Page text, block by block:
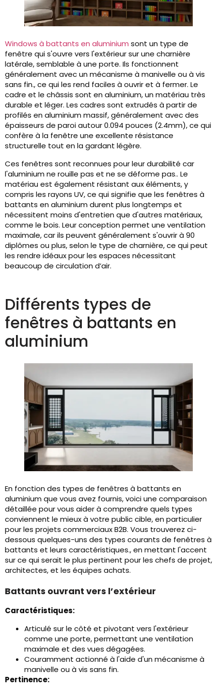
Windows à battants en aluminium sont un type de
fenêtre qui s'ouvre vers l'extérieur sur une charnière
latérale, semblable à une porte. Ils fonctionnent
généralement avec un mécanisme à manivelle ou à vis
sans fin., ce qui les rend faciles à ouvrir et à fermer. Le
cadre et le châssis sont en aluminium, un matériau très
durable et léger. Les cadres sont extrudés à partir de
profilés en aluminium massif, généralement avec des
épaisseurs de paroi autour 0.094 pouces (2.4mm), ce qui
confère à la fenêtre une excellente résistance
structurelle tout en la gardant légère.
Ces fenêtres sont reconnues pour leur durabilité car
l'aluminium ne rouille pas et ne se déforme pas.. Le
matériau est également résistant aux éléments, y
compris les rayons UV, ce qui signifie que les fenêtres à
battants en aluminium durent plus longtemps et
nécessitent moins d'entretien que d'autres matériaux,
comme le bois. Leur conception permet une ventilation
maximale, car ils peuvent généralement s'ouvrir à 90
diplômes ou plus, selon le type de charnière, ce qui peut
les rendre idéaux pour les espaces nécessitant
beaucoup de circulation d’air.
Différents types de
fenêtres à battants en
aluminium
En fonction des types de fenêtres à battants en
aluminium que vous avez fournis, voici une comparaison
détaillée pour vous aider à comprendre quels types
conviennent le mieux à votre public cible, en particulier
pour les projets commerciaux B2B. Vous trouverez ci-
dessous quelques-uns des types courants de fenêtres à
battants et leurs caractéristiques., en mettant l'accent
sur ce qui serait le plus pertinent pour les chefs de projet,
architectes, et les équipes achats.
Battants ouvrant vers l’extérieur
Caractéristiques:
Articulé sur le côté et pivotant vers l'extérieur
comme une porte, permettant une ventilation
maximale et des vues dégagées.
Couramment actionné à l'aide d'un mécanisme à
manivelle ou à vis sans fin.
Pertinence: